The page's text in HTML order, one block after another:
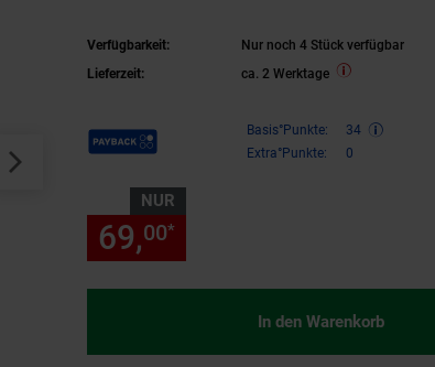
Verfügbarkeit:
Nur noch 4 Stück verfügbar
Lieferzeit:
ca. 2 Werktage
Payback Punkte Basis°Punkte:
34
Extra°Punkte:
0
NUR
69,00*
In den Warenkorb